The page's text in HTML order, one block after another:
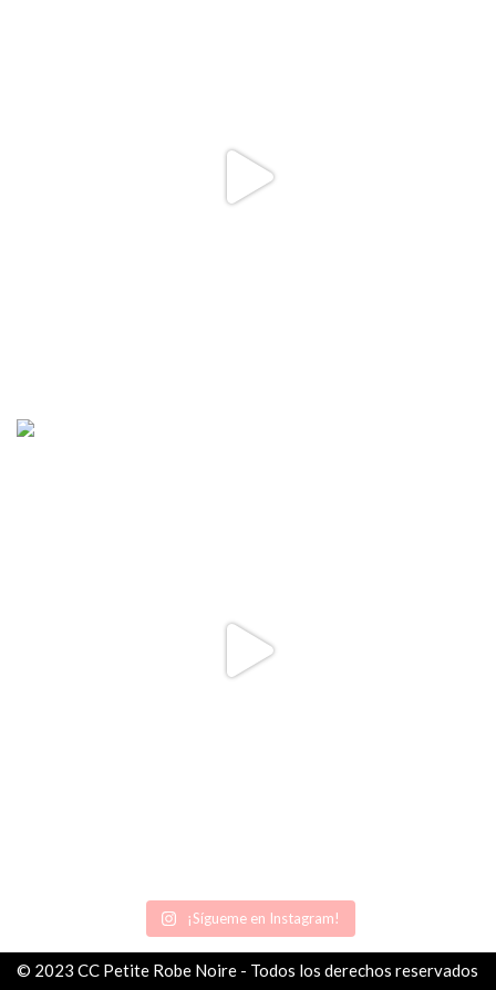
¡Sígueme en Instagram!
© 2023 CC Petite Robe Noire - Todos los derechos reservados